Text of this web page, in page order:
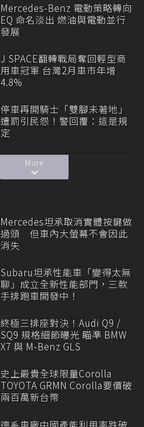
Mercedes-Benz 電動策略轉向
EQ 命名淡出 燃油與電動並行
發展
J SPACE翻轉戰局奪回輕型商
用車冠軍 台灣2月車市年增
4.8%
停車再開騎士「雙腳未著地」
遭罰引民怨！警回覆：這是規
定
More
Mercedes坦承取消實體按鍵做
過頭 但車內大螢幕不會因此
消失
Subaru坦承性能車「變得太無
聊」成立全新性能部門，三款
手排跑車開發中！
終極三排座對決！Audi Q9 /
SQ9 規格細節曝光 瞄準 BMW
X7 與 M-Benz GLS
史上最貴全球限量Corolla
TOYOTA GRMN Corolla要價破
兩百萬新台幣
德系車廠中國產能利用率跌破